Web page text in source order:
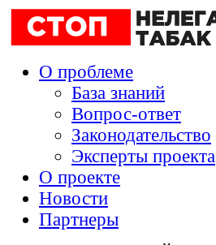
О проблеме
База знаний
Вопрос-ответ
Законодательство
Эксперты проекта
О проекте
Новости
Партнеры